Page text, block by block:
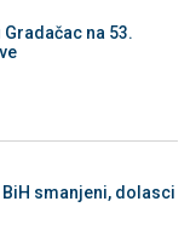
na 53.
smanjeni, dolasci